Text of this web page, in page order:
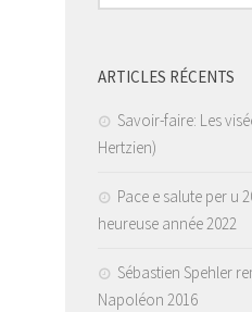
ARTICLES RÉCENTS
Savoir-faire: Les
Hertzien)
Pace e salute per u
heureuse année 2022
Sébastien Spehler
Napoléon 2016